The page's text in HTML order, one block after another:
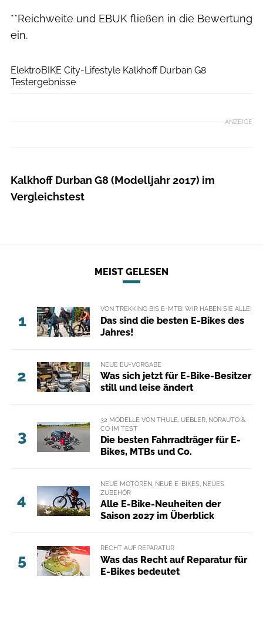
**Reichweite und EBUK fließen in die Bewertung
ein.
ElektroBIKE City-Lifestyle Kalkhoff Durban G8
Testergebnisse
ANZEIGE
Kalkhoff Durban G8 (Modelljahr 2017) im
Vergleichstest
MEIST GELESEN
1
VON TREKKING BIS E-MTB: WIR HABEN SIE ALLE!
Das sind die besten E-Bikes des
Jahres!
2
NEUE EU-VORGABE
Was sich jetzt für E-Bike-Besitzer
still und leise ändert
3
32 MODELLE VON THULE, UEBLER, NORAUTO &
CO IM TEST
Die besten Fahrradträger für E-
Bikes, MTBs und Co.
4
NEUE MOTOREN, NEUE E-BIKES, NEUES
ZUBEHÖR
Alle E-Bike-Neuheiten der
Saison 2027 im Überblick
5
RECHT AUF REPARATUR
Was das Recht auf Reparatur für
E-Bikes bedeutet